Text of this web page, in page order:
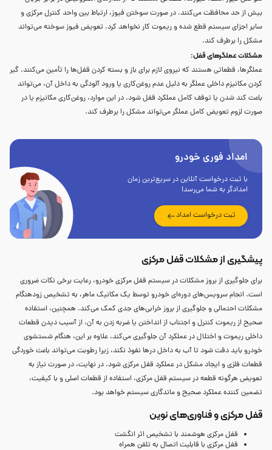
بیش از حد محافظت می‌کنند. در صورت سوختن فیوز، ارتباط بین واحد کنترل مرکزی و
سایر اجزای سیستم قطع شده و ریموت کار نخواهد کرد. تعویض فیوز سوخته می‌تواند
مشکل را برطرف کند.
مشکلات عملگرهای قفل:
عملگرها، قطعاتی هستند که نیروی لازم برای باز و بسته کردن قفل‌ها را تأمین می‌کنند. گیر
کردن مکانیزم داخلی عملگر به دلیل عدم روغن‌کاری یا ورود آلودگی به داخل آن، می‌تواند
باعث کند شدن یا توقف کامل عملکرد قفل شود. در این موارد، روغن‌کاری مکانیزم یا در
صورت لزوم تعویض کامل عملگر می‌تواند مشکل را برطرف کند.
امداد فوری خودرو
با ثبت درخواست آنلاین در سریع‌ترین زمان
امدادگر به شما می‌رسد!
ثبت درخواست امداد
پیشگیری از مشکلات قفل مرکزی
برای جلوگیری از بروز مشکلات در سیستم قفل مرکزی خودرو، رعایت برخی نکات ضروری
است. انجام سرویس‌های دوره‌ای خودرو توسط یک مکانیک ماهر، به تشخیص زودهنگام
مشکلات احتمالی و جلوگیری از بروز خرابی‌های جدی کمک می‌کند. همچنین، استفاده
صحیح از ریموت کنترل و اجتناب از انداختن یا ضربه زدن به آن، از آسیب دیدن قطعات
داخلی ریموت و اختلال در عملکرد آن جلوگیری می‌کند. علاوه بر این، هنگام شستشوی
خودرو باید دقت شود تا آب به داخل درها نفوذ نکند، زیرا رطوبت می‌تواند باعث خوردگی
قطعات فلزی و ایجاد مشکل در عملکرد قفل مرکزی شود. در نهایت، در صورت نیاز به
تعویض هرگونه قطعه در سیستم قفل مرکزی، استفاده از قطعات اصلی و با کیفیت،
تضمین کننده عملکرد صحیح و ماندگاری سیستم خواهد بود.
قفل مرکزی و فناوری‌های نوین
قفل مرکزی هوشمند با تشخیص اثر انگشت
قفل مرکزی با قابلیت اتصال به تلفن همراه